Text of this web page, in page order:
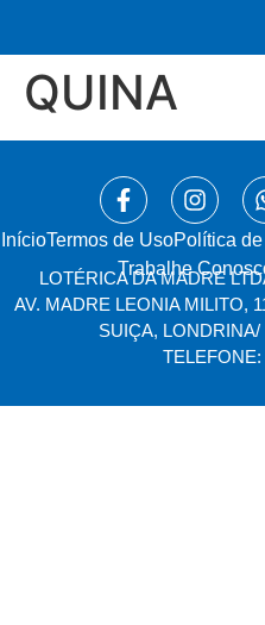
QUINA
Início⁠Termos de UsoPolítica
Trabalhe
LOTÉRICA DA MADRE
AV. MADRE LEONIA MILITO,
SUIÇA,
TELEFONE: